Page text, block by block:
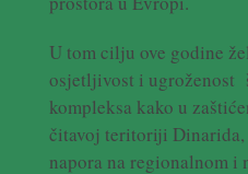
U tom cilju ove godine
osjetljivost i ugroženost
kompleksa kako u
čitavoj teritoriji
napora na regionalnom i